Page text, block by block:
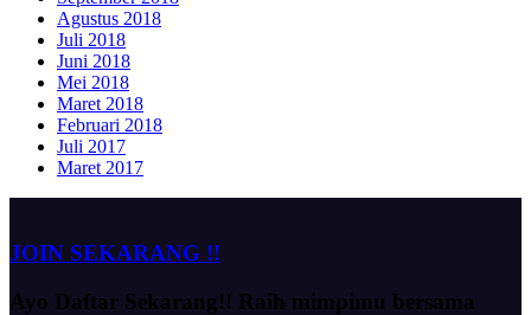
Agustus 2018
Juli 2018
Juni 2018
Mei 2018
Maret 2018
Februari 2018
Juli 2017
Maret 2017
JOIN SEKARANG !!
Ayo Daftar Sekarang!! Raih mimpimu bersama